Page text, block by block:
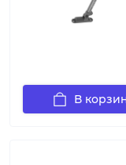
В